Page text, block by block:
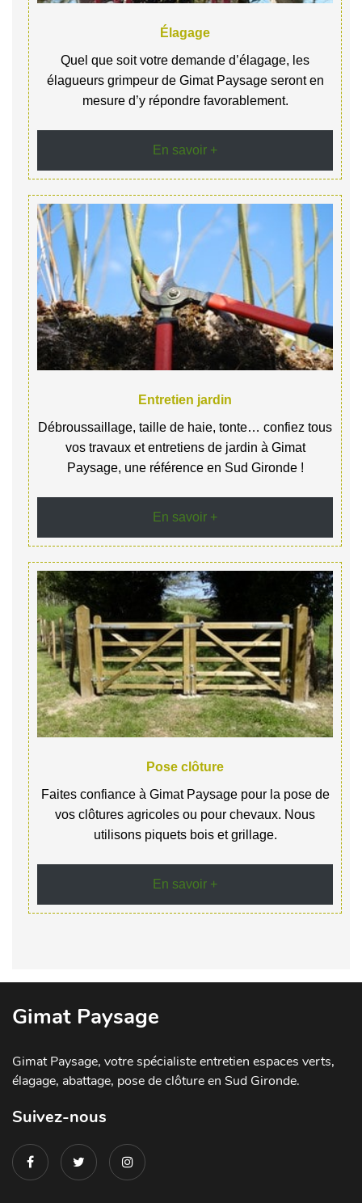
Élagage
Quel que soit votre demande d’élagage, les
élagueurs grimpeur de Gimat Paysage seront en
mesure d’y répondre favorablement.
En savoir +
Entretien jardin
Débroussaillage, taille de haie, tonte… confiez tous
vos travaux et entretiens de jardin à Gimat
Paysage, une référence en Sud Gironde !
En savoir +
Pose clôture
Faites confiance à Gimat Paysage pour la pose de
vos clôtures agricoles ou pour chevaux. Nous
utilisons piquets bois et grillage.
En savoir +
Gimat Paysage
Gimat Paysage, votre spécialiste entretien espaces verts,
élagage, abattage, pose de clôture en Sud Gironde.
Suivez-nous